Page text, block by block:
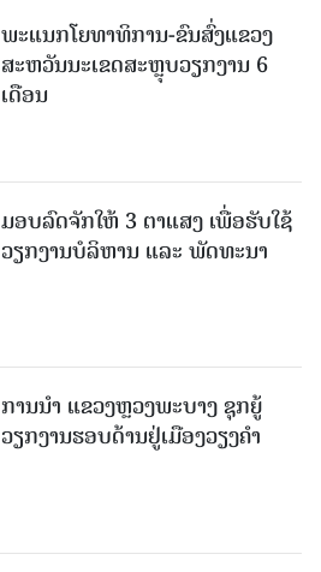
ພະແນກໂຍທາທິການ-ຂົນສົ່ງແຂວງ
ສະຫວັນນະເຂດສະຫຼຸບວຽກງານ 6
ເດືອນ
ມອບລົດຈັກໃຫ້ 3 ຕາແສງ ເພື່ອຮັບໃຊ້
ວຽກງານບໍລິຫານ ແລະ ພັດທະນາ
ການນຳ ແຂວງຫຼວງພະບາງ ຊຸກຍູ້
ວຽກງານຮອບດ້ານຢູ່ເມືອງວຽງຄໍາ